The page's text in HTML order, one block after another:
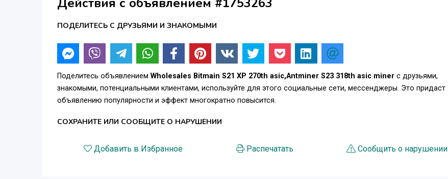
Интерфейс
-20 – 70 °C
Рабочая температура
-20 – 45 °C
10 – 90 %
Гарантия
ПОДЕЛИТЕСЬ С ДРУЗЬЯМИ И ЗНАКОМЫМИ
Поделитесь объявлением Wholesales Bitmain S21 XP 270th asic,Antminer S23 318th asic miner с друзьями,
знакомыми, потенциальными клиентами, используйте для этого социальные сети, мессенджеры. Это придаст
объявлению популярности и эффект многократно повысится.
СОХРАНИТЕ ИЛИ СООБЩИТЕ О НАРУШЕНИИ
Добавить в Избранное Распечатать Сообщить о нарушении